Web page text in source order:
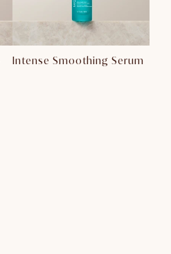
Intense Smoothing Serum